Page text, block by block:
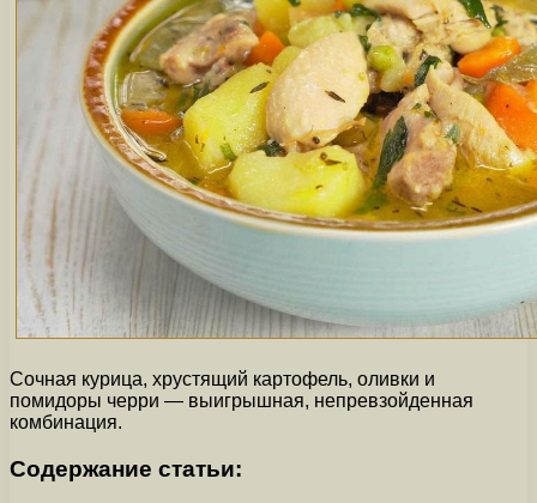
Сочная курица, хрустящий картофель, оливки и
помидоры черри — выигрышная, непревзойденная
комбинация.
Содержание статьи: